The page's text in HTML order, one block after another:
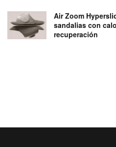
Air Zoom
sandalias con
recuperación